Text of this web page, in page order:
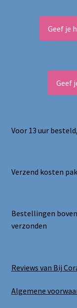
Geef je
Geef
Voor 13 uur
Verzend kosten
Bestellingen
verzonden
Reviews van Bij
Algemene